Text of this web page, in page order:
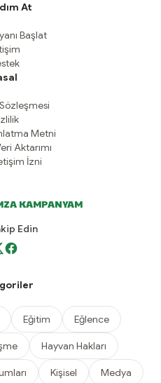
At
Başlat
Metni
Aktarımı
İzni
KAMPANYAM
Edin
Eğitim Eğlence
Hayvan Hakları
Kişisel Medya